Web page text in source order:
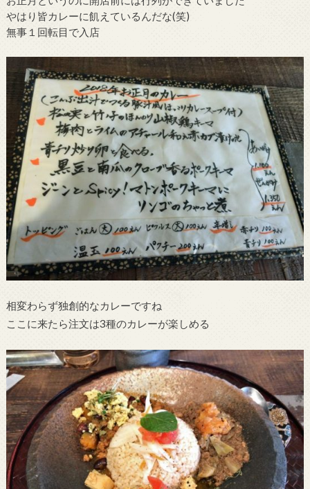
やはり皆カレーに飢えているんだな(笑)
無事１回転目で入店
相変わらず独創的なカレーですね
ここに来たら注文は3種のカレーが楽しめる